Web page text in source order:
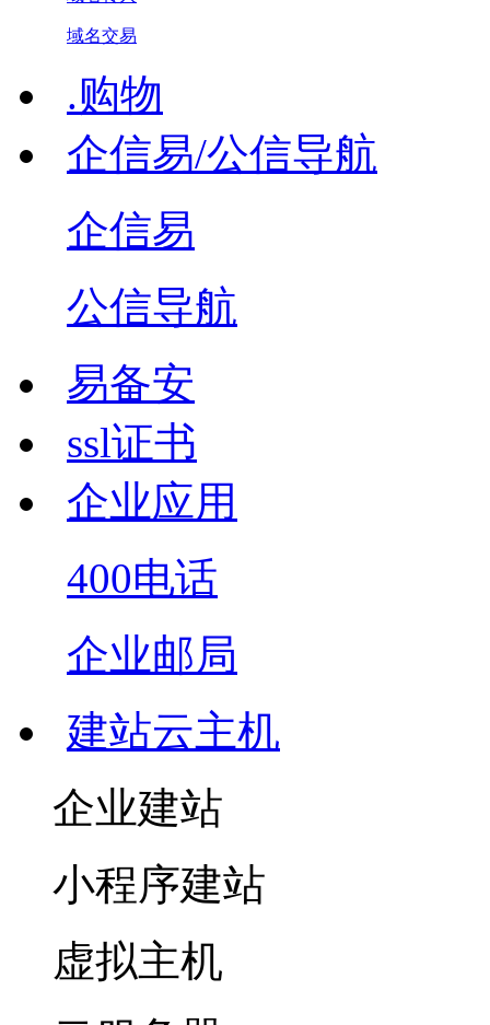
域名交易
.购物
企信易/公信导航
企信易
公信导航
易备安
ssl证书
企业应用
400电话
企业邮局
建站云主机
企业建站
小程序建站
虚拟主机